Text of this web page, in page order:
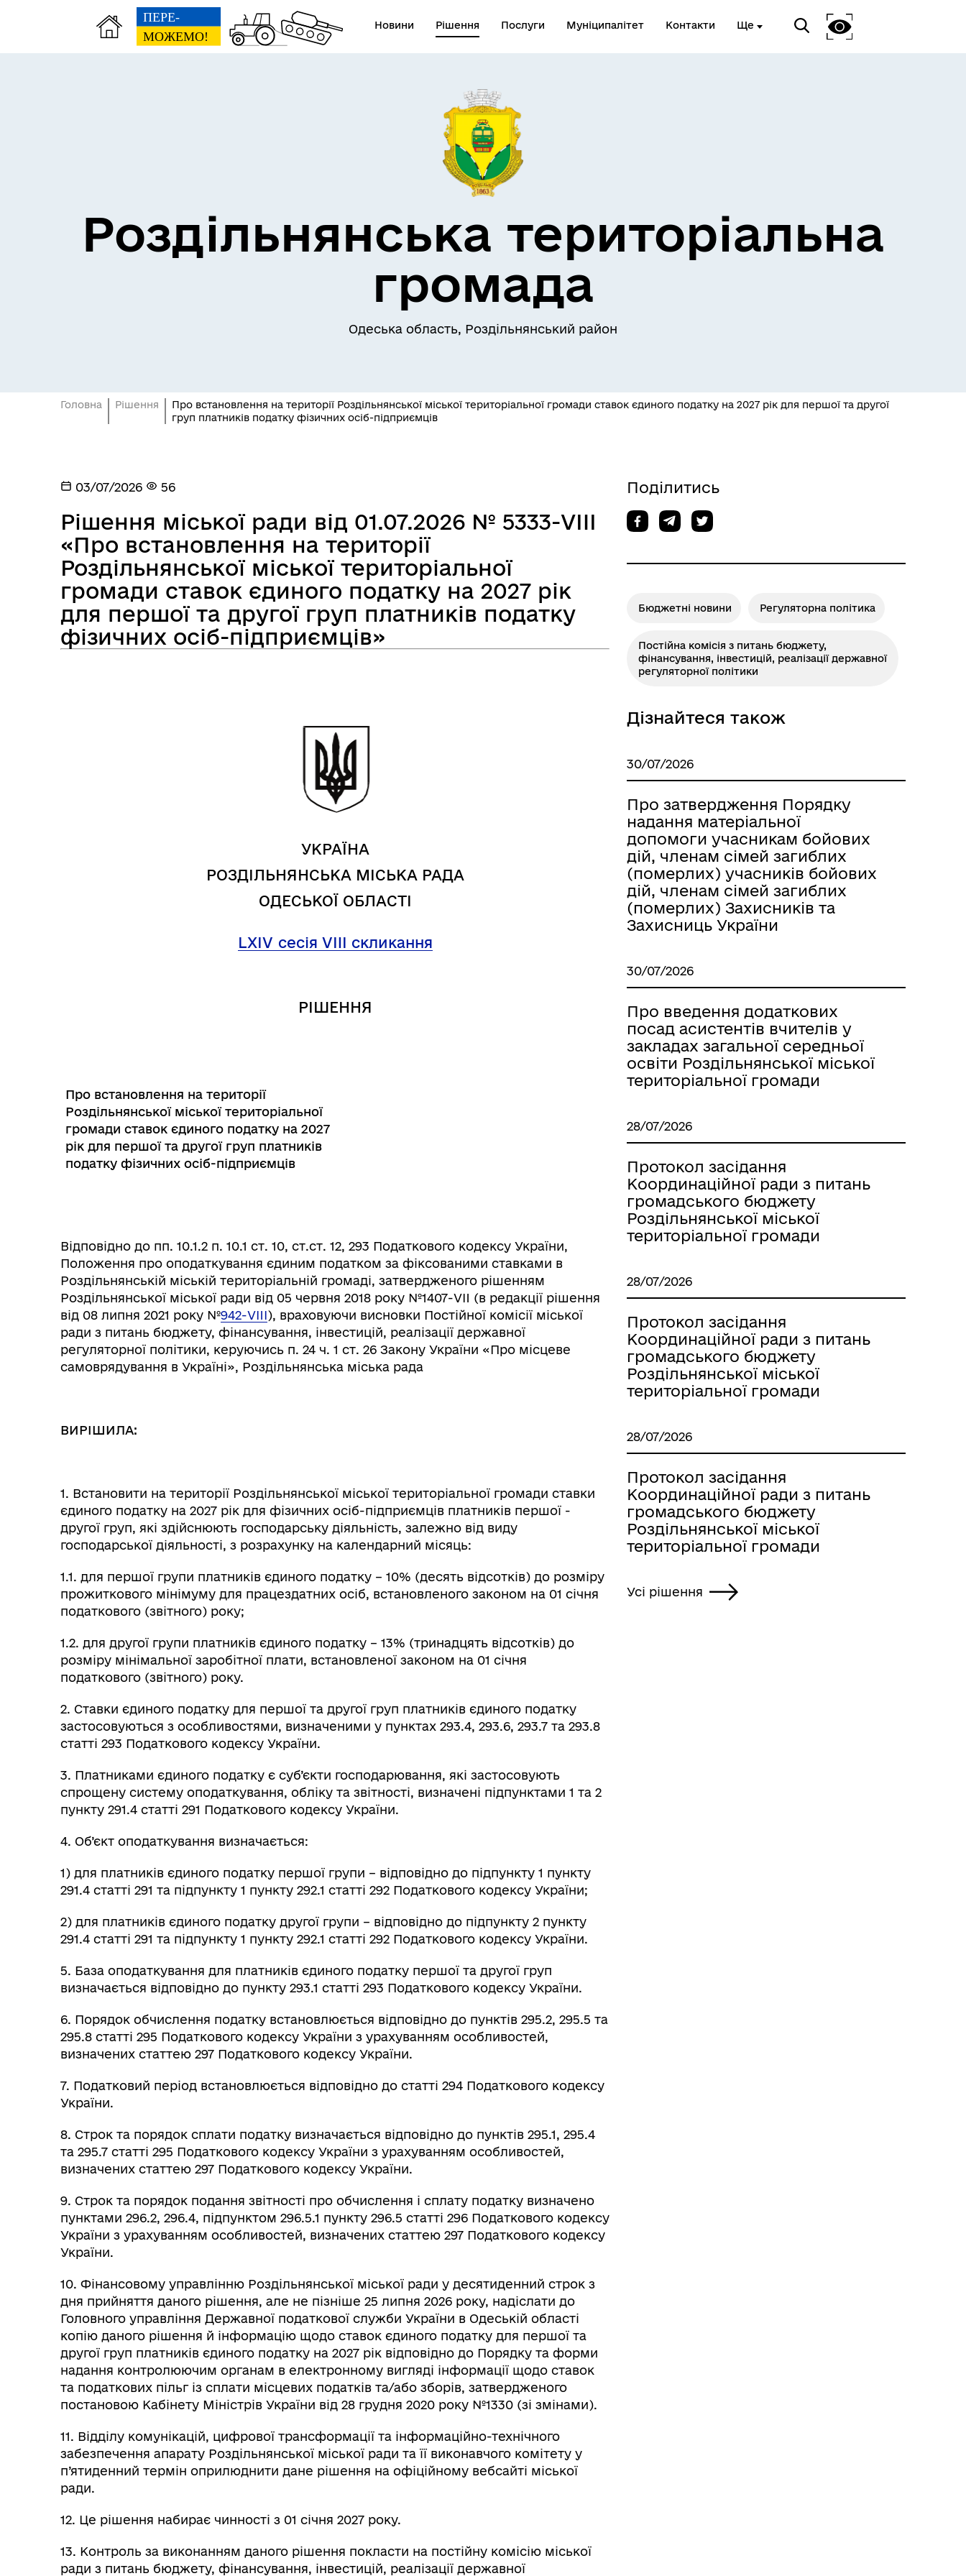
Новини Рішення Послуги Муніципалітет Контакти Ще
робочі групи, комісії)
Радіаційний фон
ветеранам та їхнім родинам
Роздільна
Роздільнянська територіальна
громада
Одеська область, Роздільнянський район
Головна Рішення
Про встановлення на території Роздільнянської міської територіальної громади ставок єдиного податку на 2027 рік для першої та другої
груп платників податку фізичних осіб-підприємців
03/07/2026 56
Рішення міської ради від 01.07.2026 № 5333-VIIІ
«Про встановлення на території
Роздільнянської міської територіальної
громади ставок єдиного податку на 2027 рік
для першої та другої груп платників податку
фізичних осіб-підприємців»
УКРАЇНА
РОЗДІЛЬНЯНСЬКА МІСЬКА РАДА
ОДЕСЬКОЇ ОБЛАСТІ
LXIV сесія VIII скликання
РІШЕННЯ
Про встановлення на території
Роздільнянської міської територіальної
громади ставок єдиного податку на 2027
рік для першої та другої груп платників
податку фізичних осіб-підприємців
Відповідно до пп. 10.1.2 п. 10.1 ст. 10, ст.ст. 12, 293 Податкового кодексу України,
Положення про оподаткування єдиним податком за фіксованими ставками в
Роздільнянській міській територіальній громаді, затвердженого рішенням
Роздільнянської міської ради від 05 червня 2018 року №1407-VII (в редакції рішення
від 08 липня 2021 року №942-VIII), враховуючи висновки Постійної комісії міської
ради з питань бюджету, фінансування, інвестицій, реалізації державної
регуляторної політики, керуючись п. 24 ч. 1 ст. 26 Закону України «Про місцеве
самоврядування в Україні», Роздільнянська міська рада
ВИРІШИЛА:
1. Встановити на території Роздільнянської міської територіальної громади ставки
єдиного податку на 2027 рік для фізичних осіб-підприємців платників першої -
другої груп, які здійснюють господарську діяльність, залежно від виду
господарської діяльності, з розрахунку на календарний місяць:
1.1. для першої групи платників єдиного податку – 10% (десять відсотків) до розміру
прожиткового мінімуму для працездатних осіб, встановленого законом на 01 січня
податкового (звітного) року;
1.2. для другої групи платників єдиного податку – 13% (тринадцять відсотків) до
розміру мінімальної заробітної плати, встановленої законом на 01 січня
податкового (звітного) року.
2. Ставки єдиного податку для першої та другої груп платників єдиного податку
застосовуються з особливостями, визначеними у пунктах 293.4, 293.6, 293.7 та 293.8
статті 293 Податкового кодексу України.
3. Платниками єдиного податку є суб’єкти господарювання, які застосовують
спрощену систему оподаткування, обліку та звітності, визначені підпунктами 1 та 2
пункту 291.4 статті 291 Податкового кодексу України.
4. Об’єкт оподаткування визначається:
1) для платників єдиного податку першої групи – відповідно до підпункту 1 пункту
291.4 статті 291 та підпункту 1 пункту 292.1 статті 292 Податкового кодексу України;
2) для платників єдиного податку другої групи – відповідно до підпункту 2 пункту
291.4 статті 291 та підпункту 1 пункту 292.1 статті 292 Податкового кодексу України.
5. База оподаткування для платників єдиного податку першої та другої груп
визначається відповідно до пункту 293.1 статті 293 Податкового кодексу України.
6. Порядок обчислення податку встановлюється відповідно до пунктів 295.2, 295.5 та
295.8 статті 295 Податкового кодексу України з урахуванням особливостей,
визначених статтею 297 Податкового кодексу України.
7. Податковий період встановлюється відповідно до статті 294 Податкового кодексу
України.
8. Строк та порядок сплати податку визначається відповідно до пунктів 295.1, 295.4
та 295.7 статті 295 Податкового кодексу України з урахуванням особливостей,
визначених статтею 297 Податкового кодексу України.
9. Строк та порядок подання звітності про обчислення і сплату податку визначено
пунктами 296.2, 296.4, підпунктом 296.5.1 пункту 296.5 статті 296 Податкового кодексу
України з урахуванням особливостей, визначених статтею 297 Податкового кодексу
України.
10. Фінансовому управлінню Роздільнянської міської ради у десятиденний строк з
дня прийняття даного рішення, але не пізніше 25 липня 2026 року, надіслати до
Головного управління Державної податкової служби України в Одеській області
копію даного рішення й інформацію щодо ставок єдиного податку для першої та
другої груп платників єдиного податку на 2027 рік відповідно до Порядку та форми
надання контролюючим органам в електронному вигляді інформації щодо ставок
та податкових пільг із сплати місцевих податків та/або зборів, затвердженого
постановою Кабінету Міністрів України від 28 грудня 2020 року №1330 (зі змінами).
11. Відділу комунікацій, цифрової трансформації та інформаційно-технічного
забезпечення апарату Роздільнянської міської ради та її виконавчого комітету у
п’ятиденний термін оприлюднити дане рішення на офіційному вебсайті міської
ради.
12. Це рішення набирає чинності з 01 січня 2027 року.
13. Контроль за виконанням даного рішення покласти на постійну комісію міської
ради з питань бюджету, фінансування, інвестицій, реалізації державної
Поділитись
Бюджетні новини Регуляторна політика
Постійна комісія з питань бюджету,
фінансування, інвестицій, реалізації державної
регуляторної політики
Дізнайтеся також
30/07/2026
Про затвердження Порядку
надання матеріальної
допомоги учасникам бойових
дій, членам сімей загиблих
(померлих) учасників бойових
дій, членам сімей загиблих
(померлих) Захисників та
Захисниць України
30/07/2026
Про введення додаткових
посад асистентів вчителів у
закладах загальної середньої
освіти Роздільнянської міської
територіальної громади
28/07/2026
Протокол засідання
Координаційної ради з питань
громадського бюджету
Роздільнянської міської
територіальної громади
28/07/2026
Протокол засідання
Координаційної ради з питань
громадського бюджету
Роздільнянської міської
територіальної громади
28/07/2026
Протокол засідання
Координаційної ради з питань
громадського бюджету
Роздільнянської міської
територіальної громади
Усі рішення